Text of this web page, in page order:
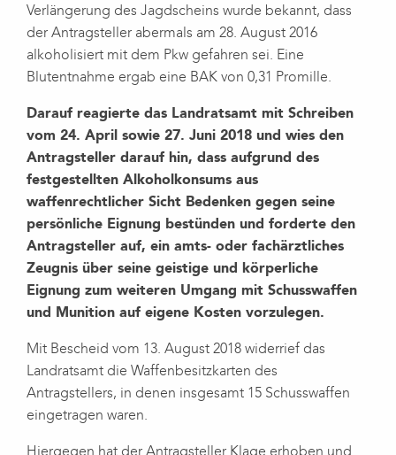
Verlängerung des Jagdscheins wurde bekannt, dass
der Antragsteller abermals am 28. August 2016
alkoholisiert mit dem Pkw gefahren sei. Eine
Blutentnahme ergab eine BAK von 0,31 Promille.
Darauf reagierte das Landratsamt mit Schreiben
vom 24. April sowie 27. Juni 2018 und wies den
Antragsteller darauf hin, dass aufgrund des
festgestellten Alkoholkonsums aus
waffenrechtlicher Sicht Bedenken gegen seine
persönliche Eignung bestünden und forderte den
Antragsteller auf, ein amts- oder fachärztliches
Zeugnis über seine geistige und körperliche
Eignung zum weiteren Umgang mit Schusswaffen
und Munition auf eigene Kosten vorzulegen.
Mit Bescheid vom 13. August 2018 widerrief das
Landratsamt die Waffenbesitzkarten des
Antragstellers, in denen insgesamt 15 Schusswaffen
eingetragen waren.
Hiergegen hat der Antragsteller Klage erhoben und